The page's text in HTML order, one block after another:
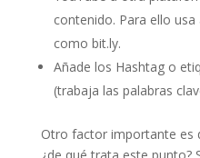
contenido. Para ello
como bit.ly.
Añade los Hashtag o
(trabaja las palabras
Otro factor importante es